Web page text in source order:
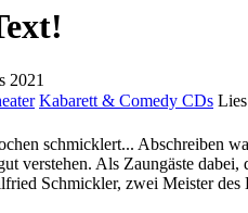
2021
Kabarett & Comedy CDs
schmicklert... Abschreiben
verstehen. Als Zaungäste
Schmickler, zwei Meister